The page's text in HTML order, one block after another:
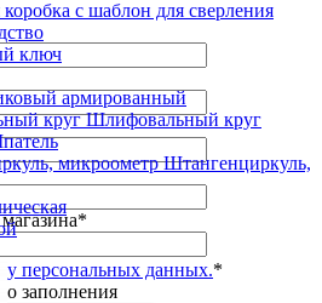
с шаблон для сверления
ключ
армированный
Шлифовальный круг
Штангенциркуль,
*
персональных данных.*
заполнения